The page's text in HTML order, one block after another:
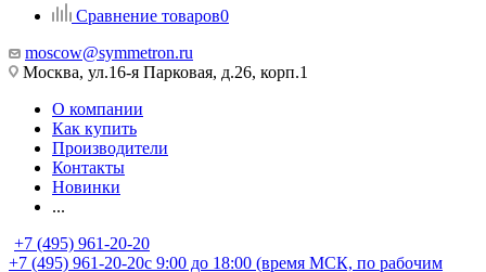
Сравнение товаров0
moscow@symmetron.ru
Москва, ул.16-я Парковая, д.26, корп.1
О компании
Как купить
Производители
Контакты
Новинки
...
+7 (495) 961-20-20
+7 (495) 961-20-20с 9:00 до 18:00 (время МСК, по рабочим